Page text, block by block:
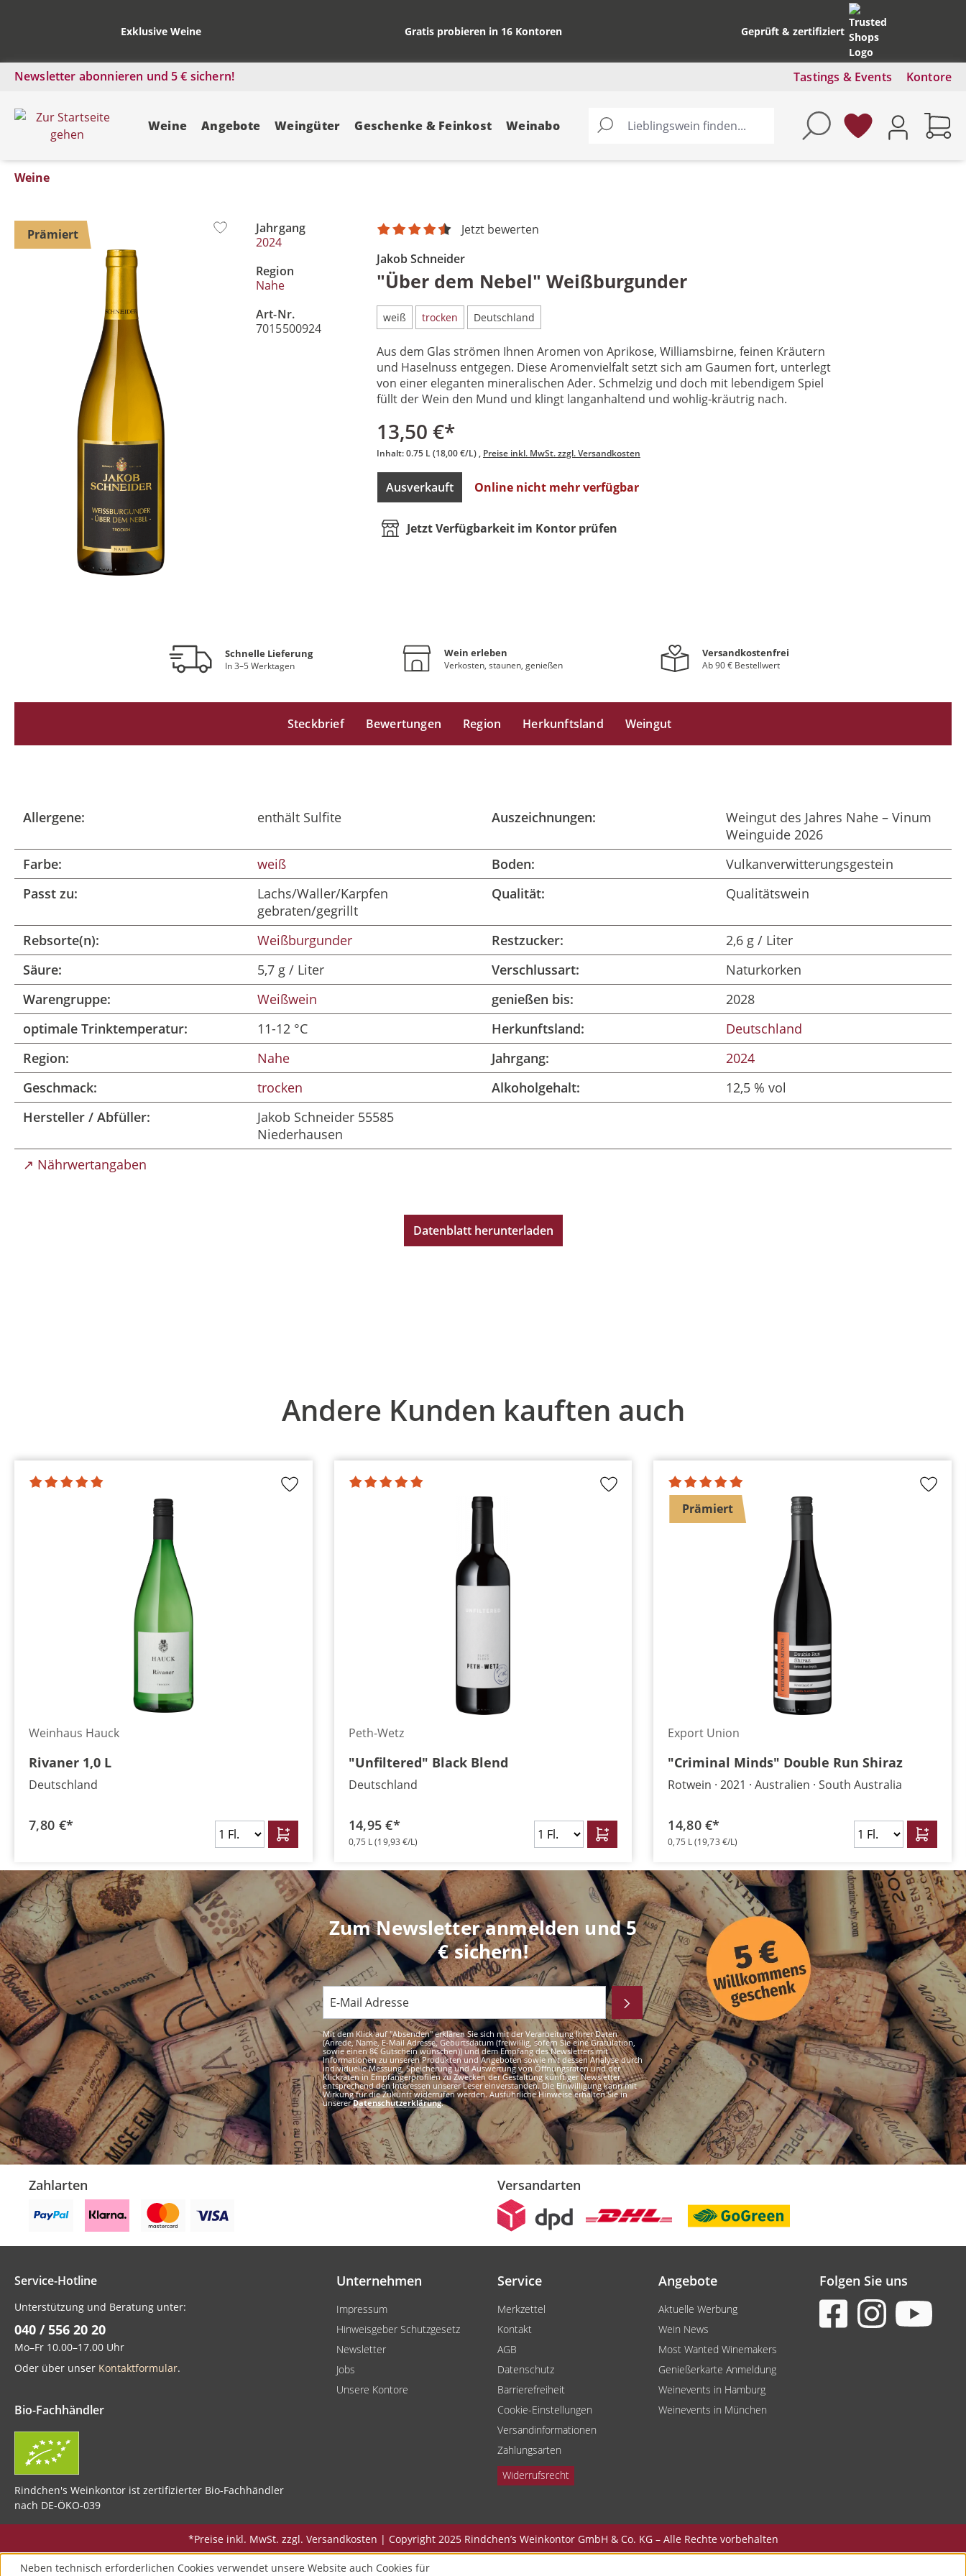
Exklusive Weine Gratis probieren in 16 Kontoren Geprüft & zertifiziert
Tastings & Events Kontore
Newsletter abonnieren und 5 € sichern!
Weine Angebote Weingüter Geschenke & Feinkost Weinabo
Weine
Prämiert
Bildergalerie überspringen
Jahrgang
2024
Region
Nahe
Art-Nr.
7015500924
Jetzt bewerten
Jakob Schneider
"Über dem Nebel" Weißburgunder
weiß trocken Deutschland
Aus dem Glas strömen Ihnen Aromen von Aprikose, Williamsbirne, feinen Kräutern
und Haselnuss entgegen. Diese Aromenvielfalt setzt sich am Gaumen fort, unterlegt
von einer eleganten mineralischen Ader. Schmelzig und doch mit lebendigem Spiel
füllt der Wein den Mund und klingt langanhaltend und wohlig-kräutrig nach.
13,50 €*
Inhalt:0.75 L(18,00 €/L) Preise inkl. MwSt. zzgl. Versandkosten
Ausverkauft Online nicht mehr verfügbar
Jetzt Verfügbarkeit im Kontor prüfen
Schnelle Lieferung
In 3–5 Werktagen
Wein erleben
Verkosten, staunen, genießen
Versandkostenfrei
Ab 90 € Bestellwert
Steckbrief Bewertungen Region Herkunftsland Weingut
Allergene: enthält Sulfite Auszeichnungen:
Weingut des Jahres Nahe – Vinum
Weinguide 2026
Farbe:
weiß Boden:
Vulkanverwitterungsgestein
Passt zu:
Lachs/Waller/Karpfen
gebraten/gegrillt
Qualität: Qualitätswein
Rebsorte(n): Weißburgunder Restzucker:
2,6 g / Liter
Säure:
5,7 g / Liter Verschlussart:
Naturkorken
Warengruppe:
Weißwein genießen bis:
2028
optimale Trinktemperatur:
11-12 °C Herkunftsland:
Deutschland
Region:
Nahe Jahrgang:
2024
Geschmack:
trocken Alkoholgehalt:
12,5 % vol
Hersteller / Abfüller:
Jakob Schneider 55585
Niederhausen
↗ Nährwertangaben
Datenblatt herunterladen
Andere Kunden kauften auch
Weinhaus Hauck
Rivaner 1,0 L
Deutschland
7,80 €*
Peth-Wetz
"Unfiltered" Black Blend
Deutschland
14,95 €*
0,75 L(19,93 €/L)
Prämiert
Export Union
"Criminal Minds" Double Run Shiraz
Rotwein 2021 Australien South Australia
14,80 €*
0,75 L(19,73 €/L)
Zum Newsletter anmelden und 5
€ sichern!
Mit dem Klick auf "Absenden" erklären Sie sich mit der Verarbeitung Ihrer Daten
(Anrede, Name, E-Mail Adresse, Geburtsdatum (freiwillig, sofern Sie eine Gratulation,
sowie einen 8€ Gutschein wünschen)) und dem Empfang des Newsletters mit
Informationen zu unseren Produkten und Angeboten sowie mit dessen Analyse durch
individuelle Messung, Speicherung und Auswertung von Öffnungsraten und der
Klickraten in Empfängerprofilen zu Zwecken der Gestaltung künftiger Newsletter
entsprechend den Interessen unserer Leser einverstanden. Die Einwilligung kann mit
Wirkung für die Zukunft widerrufen werden. Ausführliche Hinweise erhalten Sie in
unsererDatenschutzerklärung.
Zahlarten Versandarten
Service-Hotline
Unterstützung und Beratung unter:
040 / 556 20 20
Mo–Fr 10.00–17.00 Uhr
Oder über unser Kontaktformular.
Bio-Fachhändler
Rindchen's Weinkontor ist zertifizierter Bio-Fachhändler
nach DE-ÖKO-039
Unternehmen
Impressum
Hinweisgeber Schutzgesetz
Newsletter
Jobs
Unsere Kontore
Service
Merkzettel
Kontakt
AGB
Datenschutz
Barrierefreiheit
Cookie-Einstellungen
Versandinformationen
Zahlungsarten
Widerrufsrecht
Angebote
Aktuelle Werbung
Wein News
Most Wanted Winemakers
Genießerkarte Anmeldung
Weinevents in Hamburg
Weinevents in München
Folgen Sie uns
*Preise inkl. MwSt. zzgl. Versandkosten | Copyright 2025 Rindchen’s Weinkontor GmbH & Co. KG – Alle Rechte vorbehalten
Neben technisch erforderlichen Cookies verwendet unsere Website auch Cookies für